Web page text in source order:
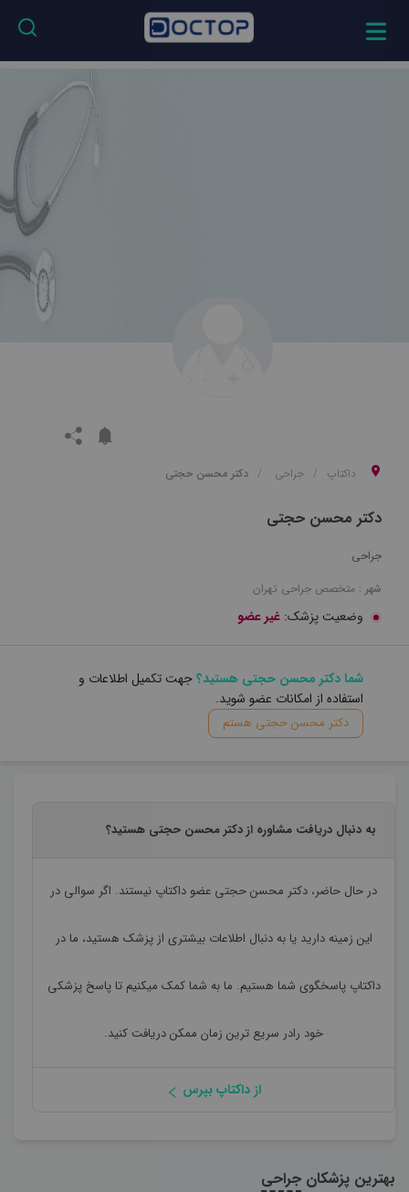
داکتاپ جراحی دکتر محسن حجتی
دکتر محسن حجتی
جراحی
شهر : متخصص جراحی تهران
وضعیت پزشک: غیر عضو
شما دکتر محسن حجتی هستید؟جهت تکمیل اطلاعات و
استفاده از امکانات عضو شوید.
دکتر محسن حجتی هستم
به دنبال دریافت مشاوره از دکتر محسن حجتی هستید؟
در حال حاضر، دکتر محسن حجتی عضو داکتاپ نیستند. اگر سوالی در
این زمینه دارید یا به دنبال اطلاعات بیشتری از پزشک هستید، ما در
داکتاپ پاسخگوی شما هستیم. ما به شما کمک میکنیم تا پاسخ پزشکی
خود رادر سریع ترین زمان ممکن دریافت کنید.
از داکتاپ بپرس
بهترین پزشکان جراحی